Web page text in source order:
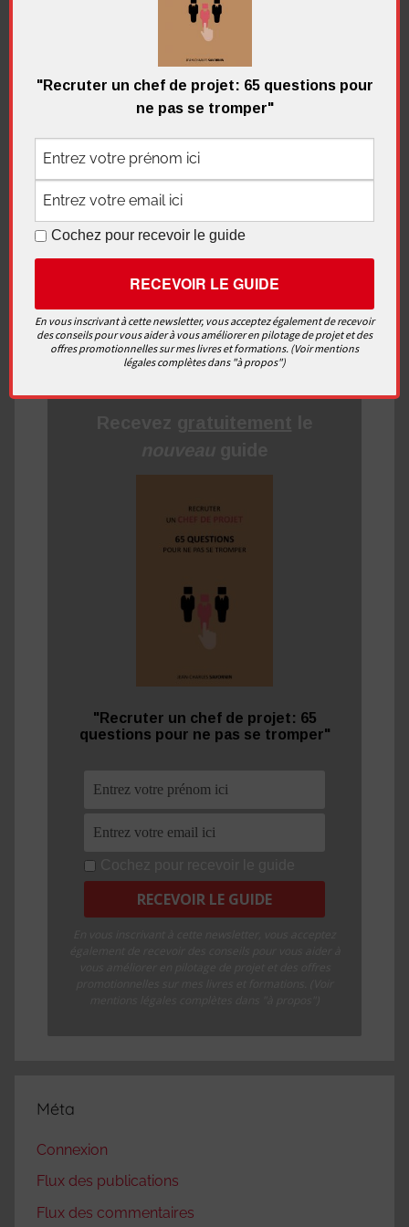
Chef de projet Les fondamentaux
Vidéos
Recherche
pour
:
Me contacter
"Recruter un chef de projet: 65
questions pour ne pas se tromper"
Méta
Connexion
Flux des publications
Flux des commentaires
"Recruter un chef de projet: 65 questions pour
ne pas se tromper"
Cochez pour recevoir le guide
En vous inscrivant à cette newsletter, vous acceptez également de recevoir
des conseils pour vous aider à vous améliorer en pilotage de projet et des
offres promotionnelles sur mes livres et formations. (Voir mentions
légales complètes dans "à propos")